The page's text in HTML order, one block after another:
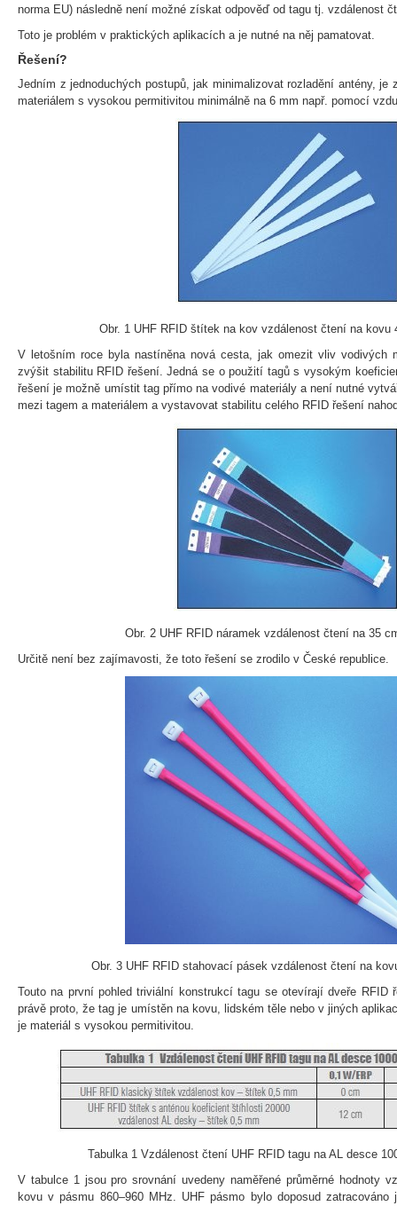
norma EU) následně není možné získat odpověď od tagu tj. vzdálenost
Toto je problém v praktických aplikacích a je nutné na něj pamatovat.
Řešení?
Jedním z jednoduchých postupů, jak minimalizovat rozladění antény, je
materiálem s vysokou permitivitou minimálně na 6 mm např. pomocí
Obr. 1 UHF RFID štítek na kov vzdálenost čtení na kovu
V letošním roce byla nastíněna nová cesta, jak omezit vliv vodivých
zvýšit stabilitu RFID řešení. Jedná se o použití tagů s vysokým
řešení je možně umístit tag přímo na vodivé materiály a není nutné
mezi tagem a materiálem a vystavovat stabilitu celého RFID řešení
Obr. 2 UHF RFID náramek vzdálenost čtení na 35
Určitě není bez zajímavosti, že toto řešení se zrodilo v České republice.
Obr. 3 UHF RFID stahovací pásek vzdálenost čtení na
Touto na první pohled triviální konstrukcí tagu se otevírají dveře RFID
právě proto, že tag je umístěn na kovu, lidském těle nebo v jiných
je materiál s vysokou permitivitou.
Tabulka 1 Vzdálenost čtení UHF RFID tagu na AL desce
V tabulce 1 jsou pro srovnání uvedeny naměřené průměrné hodnoty
kovu v pásmu 860–960 MHz. UHF pásmo bylo doposud zatracováno